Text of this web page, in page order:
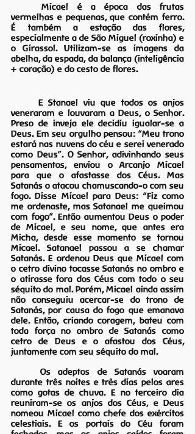
	Micael é a época das frutas
vermelhas e pequenas, que contém ferro.
É também a estação das flores,
especialmente a de São Miguel (roxinha) e
o Girassol. Utilizam-se as imagens da
abelha, da espada, da balança (inteligência
+ coração) e do cesto de flores.
E Stanael viu que todos os anjos
veneraram e louvaram a Deus, o Senhor.
Preso de inveja ele decidiu igualar-se a
Deus. Em seu orgulho pensou: “Meu trono
estará nas nuvens do céu e serei venerado
como Deus”. O Senhor, adivinhando seus
pensamentos, enviou o Arcanjo Micael
para que o afastasse dos Céus. Mas
Satanás o atacou chamuscando-o com seu
fogo. Disse Micael para Deus: “Fiz como
me ordenaste, mas Satanael me queimou
com fogo”. Então aumentou Deus o poder
de Micael, e seu nome, que antes era
Micha, desde esse momento se tornou
Micael. Satanael passou a se chamar
Satanás. E ordenou Deus que Micael com
o cetro divino tocasse Satanás no ombro e
o atirasse fora dos Céus com todo o seu
séquito do mal. Porém, Micael ainda assim
não conseguiu acercar-se do trono de
Satanás, por causa do fogo que emanava
dele. Então, criando coragem, bateu com
toda força no ombro de Satanás como
cetro de Deus e o afastou dos Céus,
juntamente com seu séquito do mal.
	Os adeptos de Satanás voaram
durante três noites e três dias pelos ares
como gotas de chuva. E no terceiro dia
reuniram-se os anjos dos Céus, e Deus
nomeou Micael como chefe dos exércitos
celestiais. E os portais do Céu foram